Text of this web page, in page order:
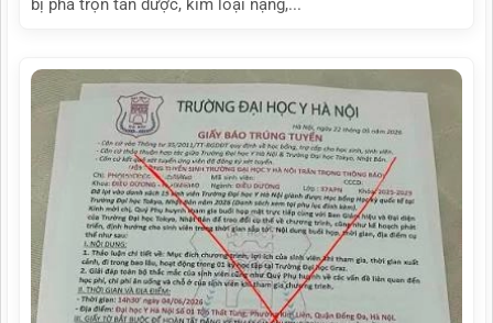
bị pha trộn tân dược, kim loại nặng,...